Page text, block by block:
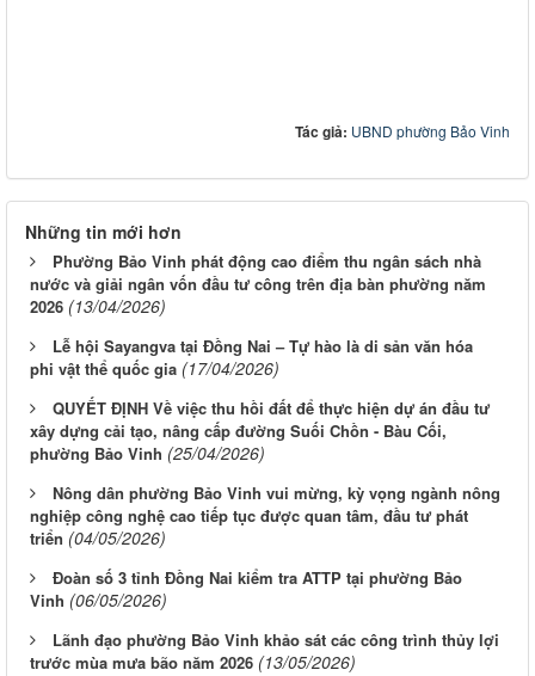
Tác giả: UBND phường Bảo Vinh
Những tin mới hơn
Phường Bảo Vinh phát động cao điểm thu ngân sách nhà
nước và giải ngân vốn đầu tư công trên địa bàn phường năm
2026 (13/04/2026)
Lễ hội Sayangva tại Đồng Nai – Tự hào là di sản văn hóa
phi vật thể quốc gia (17/04/2026)
QUYẾT ĐỊNH Về việc thu hồi đất để thực hiện dự án đầu tư
xây dựng cải tạo, nâng cấp đường Suối Chồn - Bàu Cối,
phường Bảo Vinh (25/04/2026)
Nông dân phường Bảo Vinh vui mừng, kỳ vọng ngành nông
nghiệp công nghệ cao tiếp tục được quan tâm, đầu tư phát
triển (04/05/2026)
Đoàn số 3 tỉnh Đồng Nai kiểm tra ATTP tại phường Bảo
Vinh (06/05/2026)
Lãnh đạo phường Bảo Vinh khảo sát các công trình thủy lợi
trước mùa mưa bão năm 2026 (13/05/2026)